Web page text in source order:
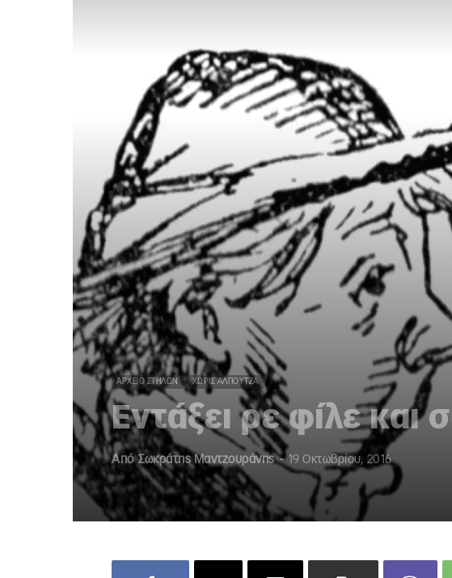
ΑΡΧΕΊΟ ΣΤΗΛΏΝ ΧΩΡΊΣ ΑΛΠΟΎΤΖΑ
Εντάξει ρε φίλε και
Από Σωκράτης Μαντζουράνης - 19 Οκτωβρίου, 2016